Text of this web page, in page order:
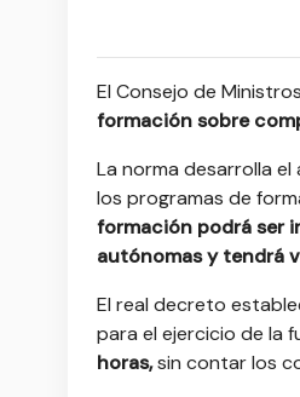
El Consejo de
formación sobre
La norma desarrolla
los programas de
formación podrá ser
autónomas y tendrá
El real decreto
para el ejercicio de la
horas,sin contar los